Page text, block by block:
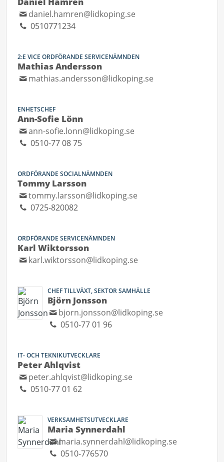
daniel.hamren@lidkoping.se
0510771234
2:E VICE ORDFÖRANDE SERVICENÄMNDEN
Mathias Andersson
mathias.andersson@lidkoping.se
ENHETSCHEF
Ann-Sofie Lönn
ann-sofie.lonn@lidkoping.se
0510-77 08 75
ORDFÖRANDE SOCIALNÄMNDEN
Tommy Larsson
tommy.larsson@lidkoping.se
0725-820082
ORDFÖRANDE SERVICENÄMNDEN
Karl Wiktorsson
karl.wiktorsson@lidkoping.se
CHEF TILLVÄXT, SEKTOR SAMHÄLLE
Björn Jonsson
bjorn.jonsson@lidkoping.se
0510-77 01 96
IT- OCH TEKNIKUTVECKLARE
Peter Ahlqvist
peter.ahlqvist@lidkoping.se
0510-77 01 62
VERKSAMHETSUTVECKLARE
Maria Synnerdahl
maria.synnerdahl@lidkoping.se
0510-776570